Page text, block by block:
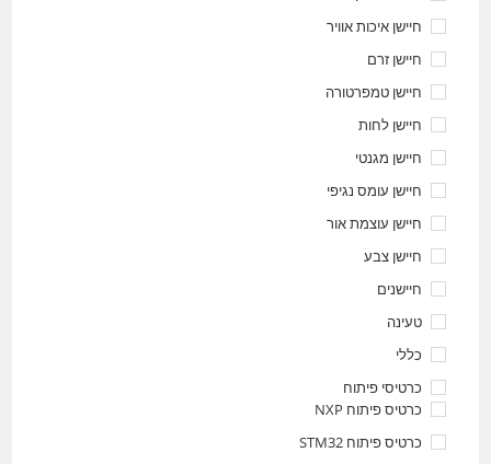
חיישן איכות אוויר
חיישן זרם
חיישן טמפרטורה
חיישן לחות
חיישן מגנטי
חיישן עומס נגיפי
חיישן עוצמת אור
חיישן צבע
חיישנים
טעינה
כללי
כרטיסי פיתוח
כרטיס פיתוח NXP
כרטיס פיתוח STM32